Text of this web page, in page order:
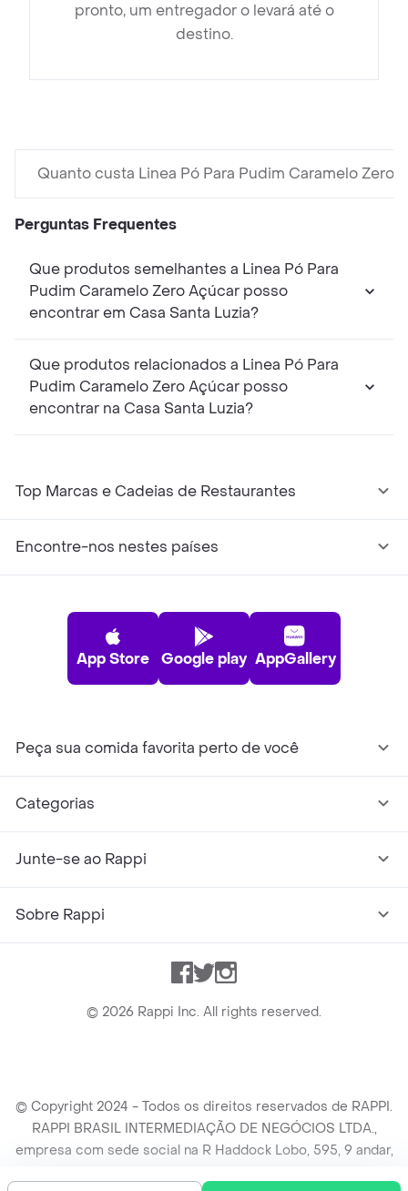
pronto, um entregador o levará até o
destino.
Quanto custa Linea Pó Para Pudim Caramelo Zero
Perguntas Frequentes
Que produtos semelhantes a Linea Pó Para
Pudim Caramelo Zero Açúcar posso
encontrar em Casa Santa Luzia?
Que produtos relacionados a Linea Pó Para
Pudim Caramelo Zero Açúcar posso
encontrar na Casa Santa Luzia?
Top Marcas e Cadeias de Restaurantes
Encontre-nos nestes países
App Store Google play AppGallery
Peça sua comida favorita perto de você
Categorias
Junte-se ao Rappi
Sobre Rappi
Facebook
TwitterInstagram
© 2026 Rappi Inc. All rights reserved.
© Copyright 2024 - Todos os direitos reservados de RAPPI.
RAPPI BRASIL INTERMEDIAÇÃO DE NEGÓCIOS LTDA.,
empresa com sede social na R Haddock Lobo, 595, 9 andar,